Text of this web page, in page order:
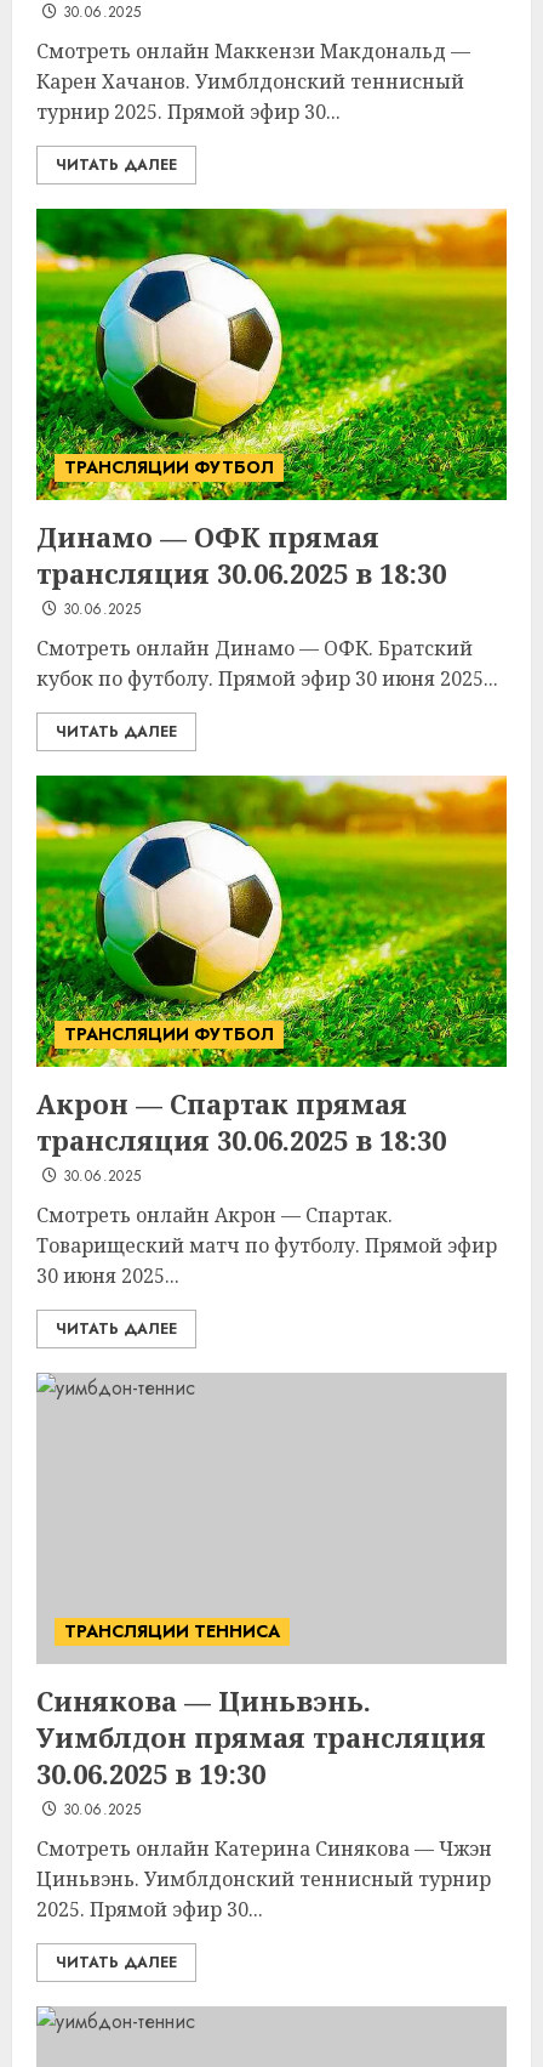
30.06.2025
Смотреть онлайн Маккензи Макдональд —
Карен Хачанов. Уимблдонский теннисный
турнир 2025. Прямой эфир 30...
ЧИТАТЬ ДАЛЕЕ
ТРАНСЛЯЦИИ ФУТБОЛ
Динамо — ОФК прямая
трансляция 30.06.2025 в 18:30
30.06.2025
Смотреть онлайн Динамо — ОФК. Братский
кубок по футболу. Прямой эфир 30 июня 2025...
ЧИТАТЬ ДАЛЕЕ
ТРАНСЛЯЦИИ ФУТБОЛ
Акрон — Спартак прямая
трансляция 30.06.2025 в 18:30
30.06.2025
Смотреть онлайн Акрон — Спартак.
Товарищеский матч по футболу. Прямой эфир
30 июня 2025...
ЧИТАТЬ ДАЛЕЕ
ТРАНСЛЯЦИИ ТЕННИСА
Синякова — Циньвэнь.
Уимблдон прямая трансляция
30.06.2025 в 19:30
30.06.2025
Смотреть онлайн Катерина Синякова — Чжэн
Циньвэнь. Уимблдонский теннисный турнир
2025. Прямой эфир 30...
ЧИТАТЬ ДАЛЕЕ